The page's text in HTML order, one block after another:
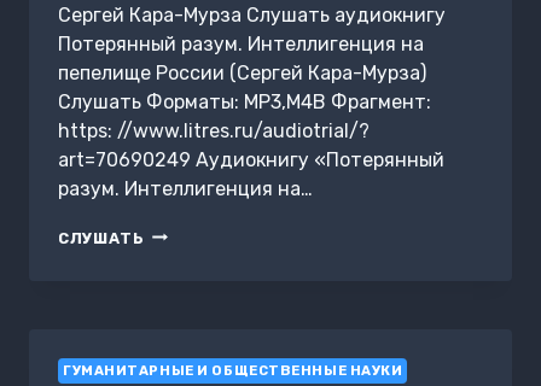
Сергей Кара-Мурза Слушать аудиокнигу
Потерянный разум. Интеллигенция на
пепелище России (Сергей Кара-Мурза)
Слушать Форматы: MP3,M4B Фрагмент:
https: //www.litres.ru/audiotrial/?
art=70690249 Аудиокнигу «Потерянный
разум. Интеллигенция на…
СЛУШАТЬ ПОТЕРЯННЫЙ
ГУМАНИТАРНЫЕ И ОБЩЕСТВЕННЫЕ НАУКИ